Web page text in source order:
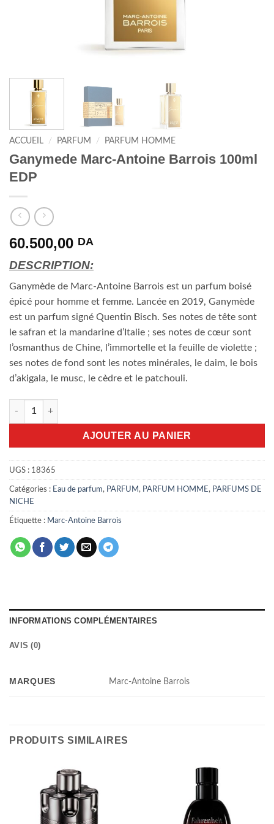
ACCUEIL / PARFUM / PARFUM HOMME
Ganymede Marc-Antoine Barrois 100ml
EDP
60.500,00 DA
DESCRIPTION:
Ganymède de Marc-Antoine Barrois est un parfum boisé
épicé pour homme et femme. Lancée en 2019, Ganymède
est un parfum signé Quentin Bisch. Ses notes de tête sont
le safran et la mandarine d’Italie ; ses notes de cœur sont
l’osmanthus de Chine, l’immortelle et la feuille de violette ;
ses notes de fond sont les notes minérales, le daim, le bois
d’akigala, le musc, le cèdre et le patchouli.
quantité de Ganymede Marc-Antoine Barrois 100ml EDP
AJOUTER AU PANIER
UGS : 18365
Catégories : Eau de parfum, PARFUM , PARFUM HOMME , PARFUMS DE
NICHE
Étiquette : Marc-Antoine Barrois
INFORMATIONS COMPLÉMENTAIRES
AVIS (0)
MARQUES Marc-Antoine Barrois
PRODUITS SIMILAIRES